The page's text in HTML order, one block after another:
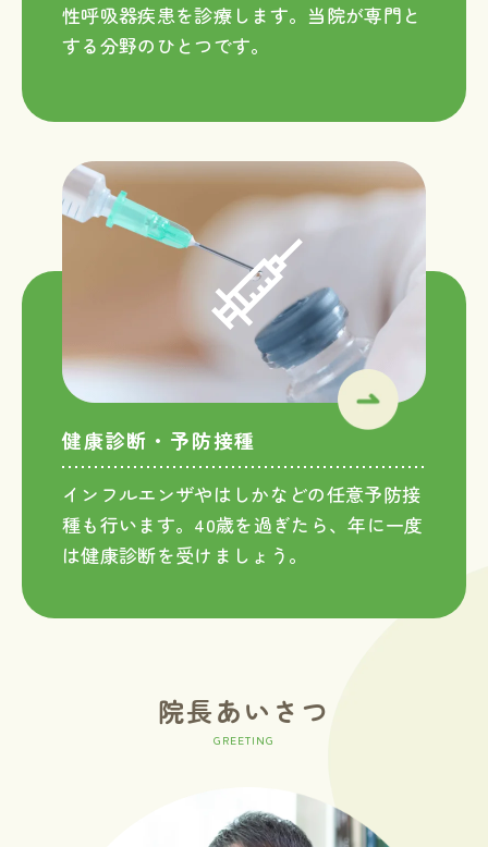
性呼吸器疾患を診療します。当院が専門と
する分野のひとつです。
健康診断・予防接種
インフルエンザやはしかなどの任意予防接
種も行います。40歳を過ぎたら、年に一度
は健康診断を受けましょう。
院長あいさつ
GREETING